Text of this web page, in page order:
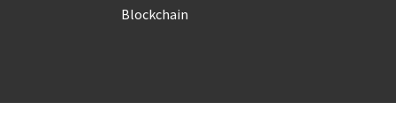
Blockchain